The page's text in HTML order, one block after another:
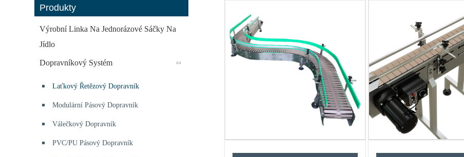
Produkty
Výrobní Linka Na Jednorázové Sáčky Na
Jídlo
Dopravníkový Systém
Laťkový Řetězový Dopravník
Modulární Pásový Dopravník
Válečkový Dopravník
PVC/PU Pásový Dopravník